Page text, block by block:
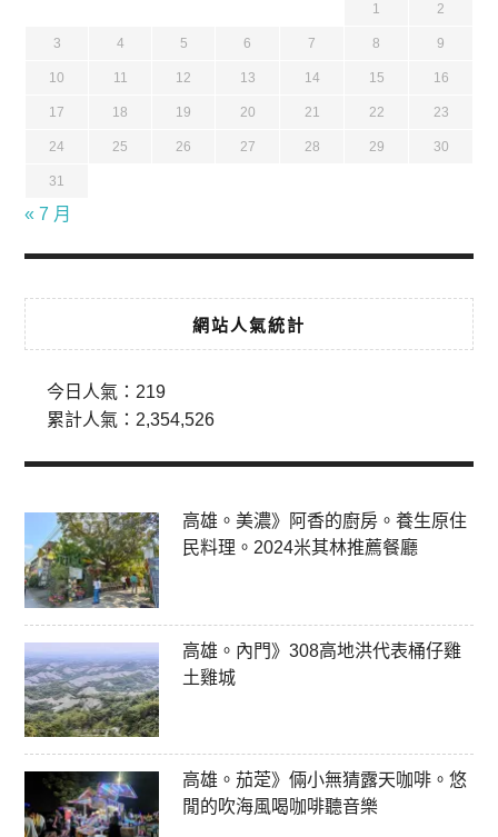
1 2
3 4 5 6 7 8 9
10 11 12 13 14 15 16
17 18 19 20 21 22 23
24 25 26 27 28 29 30
31
« 7 月
網站人氣統計
今日人氣： 219
累計人氣： 2,354,526
高雄。美濃》阿香的廚房。養生原住
民料理。2024米其林推薦餐廳
高雄。內門》308高地洪代表桶仔雞
土雞城
高雄。茄萣》倆小無猜露天咖啡。悠
閒的吹海風喝咖啡聽音樂